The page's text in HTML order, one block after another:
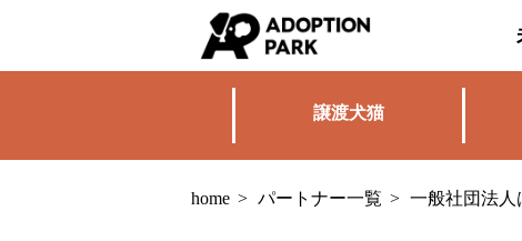
譲渡犬猫
home > パートナー一覧 > 一般社団法人